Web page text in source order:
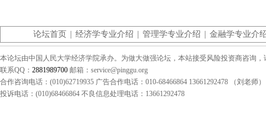
论坛首页 经济学专业介绍 管理学专业介绍 金融学专业介
本论坛由中国人民大学经济学院承办。为做大做强论坛，本站接受风险投资商咨询，
联系QQ： 2881989700 邮箱：service@pinggu.org
合作咨询电话：(010)62719935 广告合作电话：010-68466864 13661292478 （刘老师）
投诉电话：(010)68466864 不良信息处理电话：13661292478